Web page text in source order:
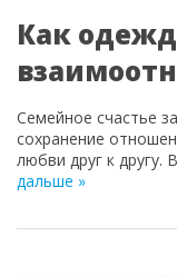
Как
Семейное счастье
сохранение
любви друг к
дальше »